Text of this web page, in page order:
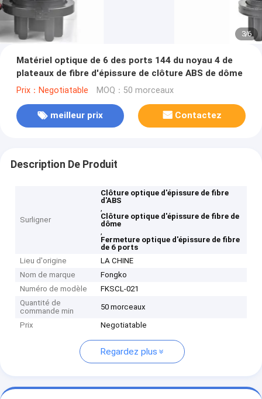
3/6
Matériel optique de 6 des ports 144 du noyau 4 de
plateaux de fibre d'épissure de clôture ABS de dôme
Prix：Negotiatable MOQ：50 morceaux
meilleur prix Contactez
Description De Produit
Surligner
Clôture optique d'épissure de fibre
d'ABS
,
Clôture optique d'épissure de fibre de
dôme
,
Fermeture optique d'épissure de fibre
de 6 ports
Lieu d'origine
LA CHINE
Nom de marque
Fongko
Numéro de modèle
FKSCL-021
Quantité de
commande min
50 morceaux
Prix Negotiatable
Regardez plus